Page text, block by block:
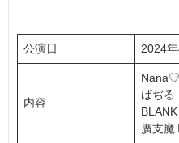
公演日 2024
内容
ばぢる
BLANK
廣支魔